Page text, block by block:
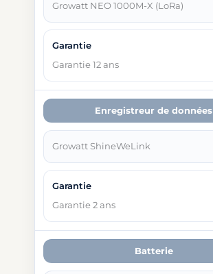
Growatt NEO 1000M-X (LoRa)
Garantie 12 ans
Enregistreur de données
Growatt ShineWeLink
Garantie 2 ans
Batterie